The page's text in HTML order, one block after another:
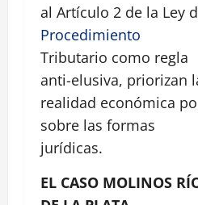
al Artículo 2 de la Ley
Procedimiento
Tributario como regla
anti-elusiva, priorizan
realidad económica
sobre las formas
jurídicas.
EL CASO MOLINOS